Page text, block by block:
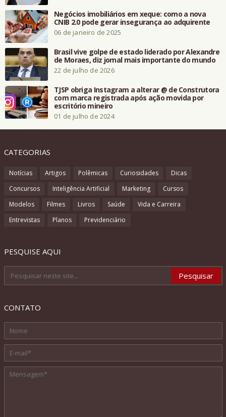
Negócios imobiliários em xeque: como a nova
CNIB 2.0 pode gerar insegurança ao adquirente
06 de janeiro de 2025
Brasil vive golpe de estado liderado por Alexandre
de Moraes, diz jornal mais importante do mundo
22 de julho de 2026
TJSP obriga Instagram a alterar @ de Construtora
com marca registrada após ação movida por
escritório mineiro
01 de julho de 2024
CATEGORIAS
Notícias Artigos Polêmicas Curiosidades
Dicas
Concursos
Inteligência Artificial Marketing
Cursos
Modelos
Filmes Livros Saúde
Vida e Carreira
Entrevistas
Planos Previdenciário
PESQUISE AQUI
CONTATO